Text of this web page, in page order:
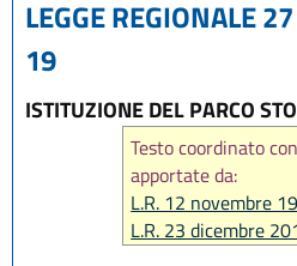
LEGGE REGIONALE
19
ISTITUZIONE DEL PARCO
Testo coordinato
apportate da:
L.R. 12 novembre
L.R. 23 dicembre